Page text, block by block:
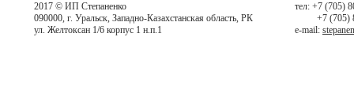
2017 © ИП Степаненко
090000, г. Уральск, Западно-Казахстанская область, РК
ул. Желтоксан 1/6 корпус 1 н.п.1
тел: +7 (705)
+7 (705)
e-mail: